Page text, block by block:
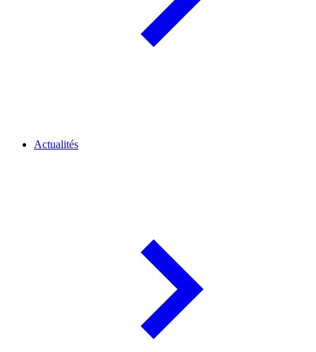
Actualités